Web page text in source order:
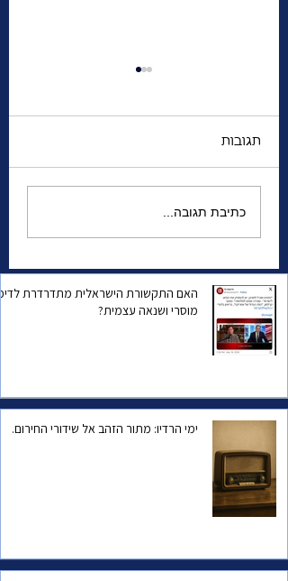
הגנרל שהשתגע | מה
ישראל, או הפחד שהוא
עצמו יישכח?
תגובות
כתיבת תגובה...
האם התקשורת הישראלית מתדרדרת
מוסרי ושנאה עצמית?
ימי הרדיו: מתור הזהב אל שידורי החירום.